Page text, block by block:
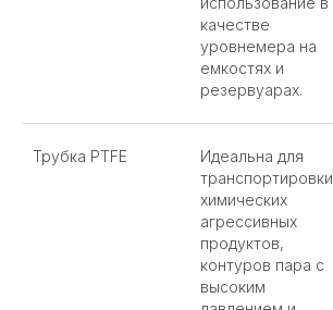
качестве
уровнемера на
емкостях и
резервуарах.
Трубка PTFE
Идеальна для
транспортировки
химических
агрессивных
продуктов,
контуров пара с
высоким